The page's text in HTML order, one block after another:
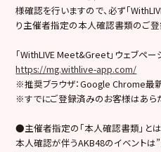
様確認を行いますので、必ず「
り主催者指定の本人確認書類のご登
「WithLIVE Meet&Greet」ウェブペー
https://mg.withlive-app.com/
※推奨ブラウザ：Google Chrome最
※すでにご登録済みのお客様はあら
●主催者指定の「本人確認書類」とは
本人確認が伴うAKB48のイベントは